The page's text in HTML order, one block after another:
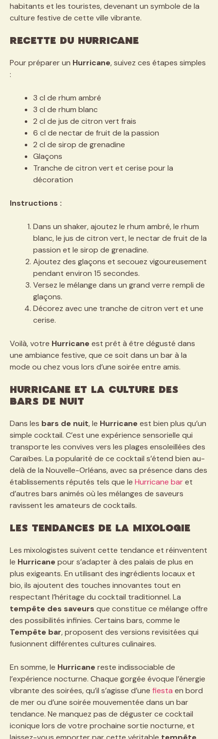
habitants et les touristes, devenant un symbole de la
culture festive de cette ville vibrante.
Recette du Hurricane
Pour préparer un Hurricane, suivez ces étapes simples
:
3 cl de rhum ambré
3 cl de rhum blanc
2 cl de jus de citron vert frais
6 cl de nectar de fruit de la passion
2 cl de sirop de grenadine
Glaçons
Tranche de citron vert et cerise pour la
décoration
Instructions :
Dans un shaker, ajoutez le rhum ambré, le rhum
blanc, le jus de citron vert, le nectar de fruit de la
passion et le sirop de grenadine.
Ajoutez des glaçons et secouez vigoureusement
pendant environ 15 secondes.
Versez le mélange dans un grand verre rempli de
glaçons.
Décorez avec une tranche de citron vert et une
cerise.
Voilà, votre Hurricane est prêt à être dégusté dans
une ambiance festive, que ce soit dans un bar à la
mode ou chez vous lors d’une soirée entre amis.
Hurricane et la culture des
bars de nuit
Dans les bars de nuit, le Hurricane est bien plus qu’un
simple cocktail. C’est une expérience sensorielle qui
transporte les convives vers les plages ensoleillées des
Caraïbes. La popularité de ce cocktail s’étend bien au-
delà de la Nouvelle-Orléans, avec sa présence dans des
établissements réputés tels que le Hurricane baret
d’autres bars animés où les mélanges de saveurs
ravissent les amateurs de cocktails.
Les tendances de la mixologie
Les mixologistes suivent cette tendance et réinventent
le Hurricane pour s’adapter à des palais de plus en
plus exigeants. En utilisant des ingrédients locaux et
bio, ils ajoutent des touches innovantes tout en
respectant l’héritage du cocktail traditionnel. La
tempête des saveurs que constitue ce mélange offre
des possibilités infinies. Certains bars, comme le
Tempête bar, proposent des versions revisitées qui
fusionnent différentes cultures culinaires.
En somme, le Hurricane reste indissociable de
l’expérience nocturne. Chaque gorgée évoque l’énergie
vibrante des soirées, qu’il s’agisse d’une fiesta en bord
de mer ou d’une soirée mouvementée dans un bar
tendance. Ne manquez pas de déguster ce cocktail
iconique lors de votre prochaine sortie nocturne, et